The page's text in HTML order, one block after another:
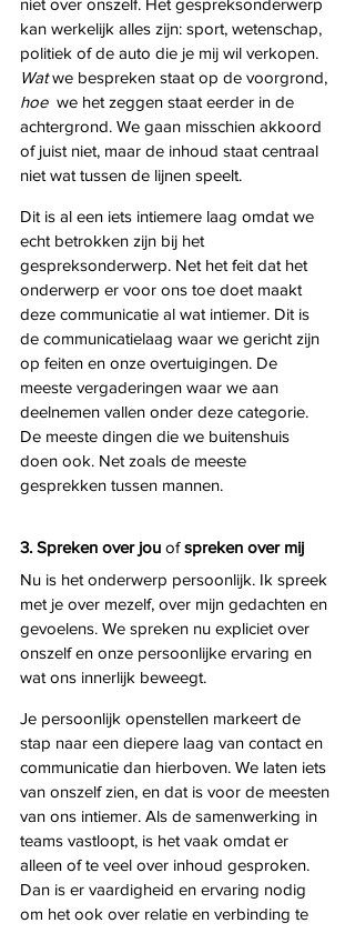
niet over onszelf. Het gespreksonderwerp
kan werkelijk alles zijn: sport, wetenschap,
politiek of de auto die je mij wil verkopen.
Wat we bespreken staat op de voorgrond,
hoe we het zeggen staat eerder in de
achtergrond. We gaan misschien akkoord
of juist niet, maar de inhoud staat centraal
niet wat tussen de lijnen speelt.
Dit is al een iets intiemere laag omdat we
echt betrokken zijn bij het
gespreksonderwerp. Net het feit dat het
onderwerp er voor ons toe doet maakt
deze communicatie al wat intiemer. Dit is
de communicatielaag waar we gericht zijn
op feiten en onze overtuigingen. De
meeste vergaderingen waar we aan
deelnemen vallen onder deze categorie.
De meeste dingen die we buitenshuis
doen ook. Net zoals de meeste
gesprekken tussen mannen.
3. Spreken over jou of spreken over mij
Nu is het onderwerp persoonlijk. Ik spreek
met je over mezelf, over mijn gedachten en
gevoelens. We spreken nu expliciet over
onszelf en onze persoonlijke ervaring en
wat ons innerlijk beweegt.
Je persoonlijk openstellen markeert de
stap naar een diepere laag van contact en
communicatie dan hierboven. We laten iets
van onszelf zien, en dat is voor de meesten
van ons intiemer. Als de samenwerking in
teams vastloopt, is het vaak omdat er
alleen of te veel over inhoud gesproken.
Dan is er vaardigheid en ervaring nodig
om het ook over relatie en verbinding te